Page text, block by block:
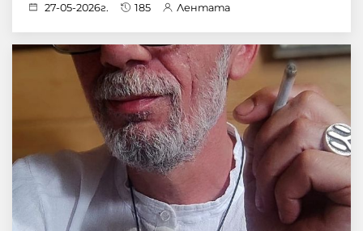
27-05-2026г. 185 Лентата